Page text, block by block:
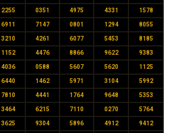
2255 0351 4975 4331 1578
6911 7147 0801 1294 8055
3210 4261 6077 5453 8185
1152 4476 8866 9622 9383
4036 0588 5607 5620 1125
6440 1462 5971 3104 5992
7810 4441 1764 9648 5353
3464 6215 7110 0270 5764
3625 9304 5896 4912 9412